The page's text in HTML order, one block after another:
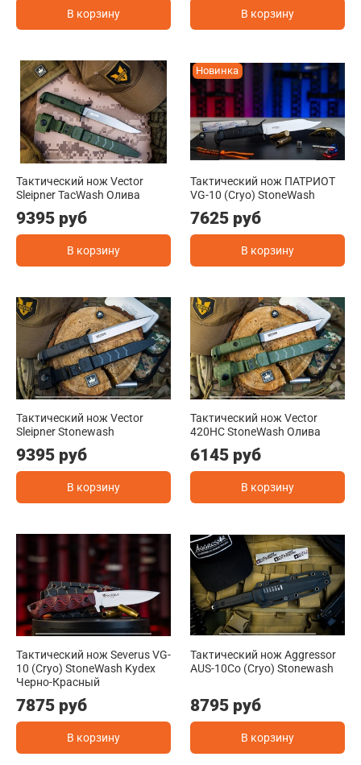
В корзину В корзину
Тактический нож Vector
Sleipner TacWash Олива
9395 руб
В корзину
Новинка
Тактический нож ПАТРИОТ
VG-10 (Cryo) StoneWash
7625 руб
В корзину
Тактический нож Vector
Sleipner Stonewash
9395 руб
В корзину
Тактический нож Vector
420HC StoneWash Олива
6145 руб
В корзину
Тактический нож Severus VG-
10 (Cryo) StoneWash Kydex
Черно-Красный
7875 руб
В корзину
Тактический нож Aggressor
AUS-10Co (Cryo) Stonewash
8795 руб
В корзину